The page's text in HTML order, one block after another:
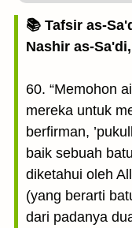
📚 Tafsir as-
Nashir as-
60. “Memohon
mereka untuk
berfirman,
baik sebuah
diketahui oleh
(yang berarti
dari padanya